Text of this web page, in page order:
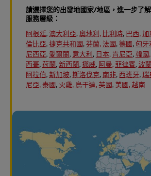
請選擇您的出發地國家/地區，進一步了
服務層級：
阿根廷, 澳大利亞,奧地利, 比利時, 巴西,加
倫比亞,捷克共和國,芬蘭, 法國,德國,匈牙
尼西亞, 愛爾蘭, 意大利 , 日本, 肯尼亞,韓國,
西哥,荷蘭,新西蘭,挪威, 阿曼, 菲律賓, 波
阿拉伯,新加坡,斯洛伐克, 南非,西班牙,瑞
尼亞,泰國, 火雞, 烏干達,英國,美國,越南